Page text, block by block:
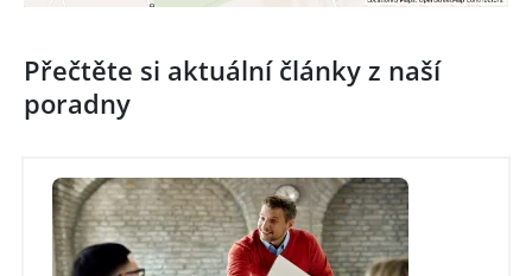
Přečtěte si aktuální články z naší
poradny